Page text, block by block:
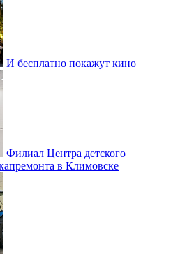
И бесплатно покажут кино
Филиал Центра детского
в Климовске